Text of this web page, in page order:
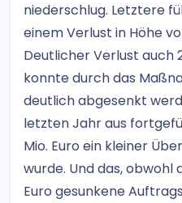
niederschlug. Letztere
einem Verlust in Höhe
Deutlicher Verlust auch
konnte durch das
deutlich abgesenkt
letzten Jahr aus
Mio. Euro ein kleiner
wurde. Und das, obwohl
Euro gesunkene